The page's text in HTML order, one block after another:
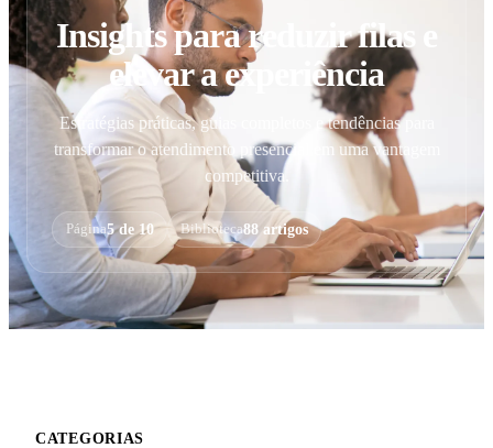
Insights para reduzir filas e
elevar a experiência
Estratégias práticas, guias completos e tendências para
transformar o atendimento presencial em uma vantagem
competitiva.
Página5 de 10 Biblioteca88 artigos
CATEGORIAS